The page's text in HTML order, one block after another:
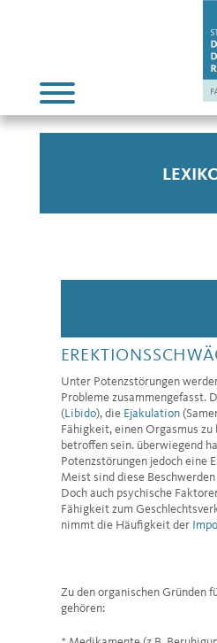
Unter Potenzstörungen
Probleme zusammengefasst.
(Libido), die Ejakulation
Fähigkeit, einen Orgasmus zu
betroffen sein. überwiegend
Potenzstörungen jedoch eine
Meist sind diese
Doch auch psychische
Fähigkeit zum
nimmt die Häufigkeit der
Zu den organischen Gründen
gehören: